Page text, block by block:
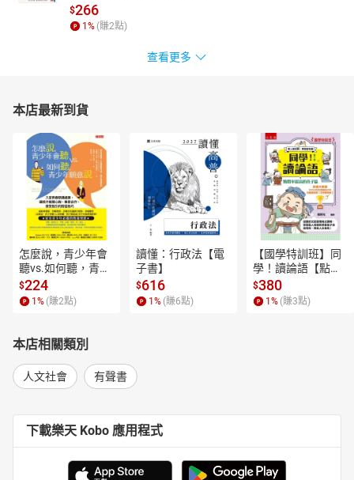
$266
1% (賺2點)
查看更多
本店最新到貨
怎麼說，青少年會
聽vs.如何聽，青少
年願意說【電子
書】
$224
1 % (賺2點)
讀懂：行政法【電
子書】
$616
1 % (賺6點)
【國學特訓班】同
學！讀論語【點閱
率最高的孔子篇】
逗趣的文配圖情境
式講解，學習聖人
$380
1 % (賺3點)
本店相關類別
人文社會 有聲書
下載樂天 Kobo 應用程式